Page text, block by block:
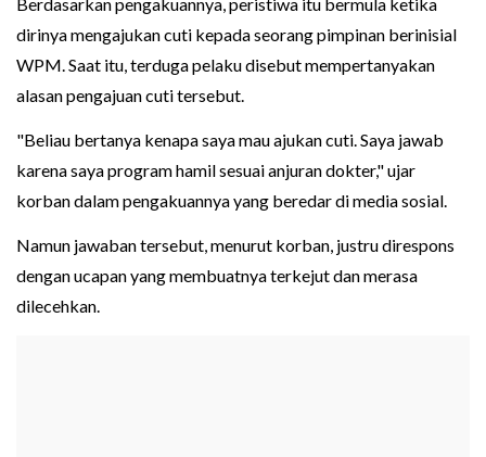
dirinya mengajukan cuti kepada seorang pimpinan berinisial
WPM. Saat itu, terduga pelaku disebut mempertanyakan
alasan pengajuan cuti tersebut.
"Beliau bertanya kenapa saya mau ajukan cuti. Saya jawab
karena saya program hamil sesuai anjuran dokter," ujar
korban dalam pengakuannya yang beredar di media sosial.
Namun jawaban tersebut, menurut korban, justru direspons
dengan ucapan yang membuatnya terkejut dan merasa
dilecehkan.